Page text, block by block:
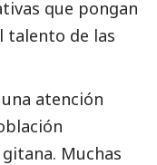
que pongan
talento de las
atención
Muchas